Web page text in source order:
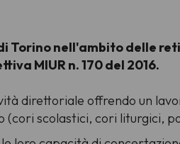
nell'ambito delle
MIUR n. 170 del 2016.
direttoriale offrendo un
(cori scolastici, cori liturgici,